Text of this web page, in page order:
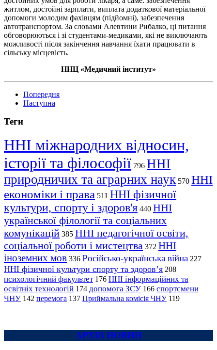
житлом, достойні зарплати, виплата додаткової матеріальної
допомоги молодим фахівцям (підйомні), забезпечення
автотранспортом. За словами Алевтини Рибалко, ці питання
обговорюються і зі студентами-медиками, які не виключають
можливості після закінчення навчання їхати працювати в
сільську місцевість.
ННЦ «Медичний інститут»
Попередня
Наступна
Теги
ННІ міжнародних відносин,
історії та філософії 796 ННІ
природничих та аграрних наук 570 ННІ
економіки і права 511 ННІ фізичної
культури, спорту і здоров'я 440 ННІ
української філології та соціальних
комунікацій 385 ННІ педагогічної освіти,
соціальної роботи і мистецтва 372 ННІ
іноземних мов 336 Російсько-українська війна 227
ННІ фізичної культури спорту та здоров’я 208
психологічний факультет 176 ННІ інформаційних та
освітніх технологій 174 допомога ЗСУ 166 спортсмени
ЧНУ 142 перемога 137 Приймальна комісія ЧНУ 119
АРХІВ НОВИН